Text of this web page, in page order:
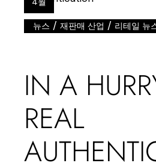
뉴스 /재판매 산업 / 리테일 뉴
IN A
REAL